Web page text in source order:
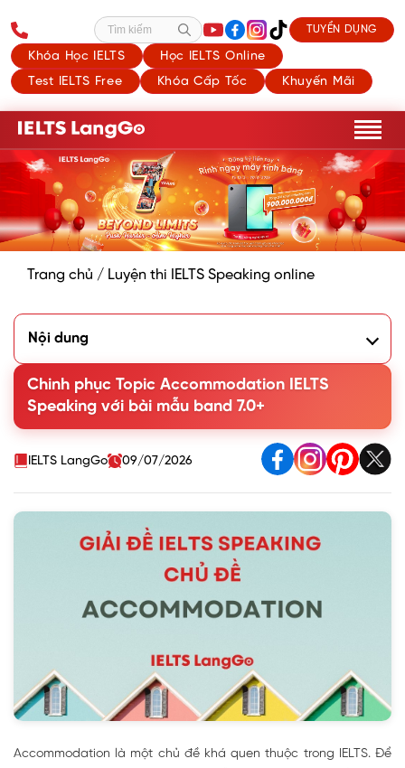
Khóa Học IELTS
Học IELTS Online
Test IELTS Free
Khóa Cấp Tốc Khuyến Mãi
Tìm kiếm TUYỂN DỤNG
Trang chủ / Luyện thi IELTS Speaking online
Nội dung
hỏi và mẫu trả lời
2. Highlight từ vựng Topic Accommodation IELTS Speaking
Chinh phục Topic Accommodation IELTS
Speaking với bài mẫu band 7.0+
IELTS LangGo 09/07/2026
Accommodation là một chủ đề khá quen thuộc trong IELTS. Để